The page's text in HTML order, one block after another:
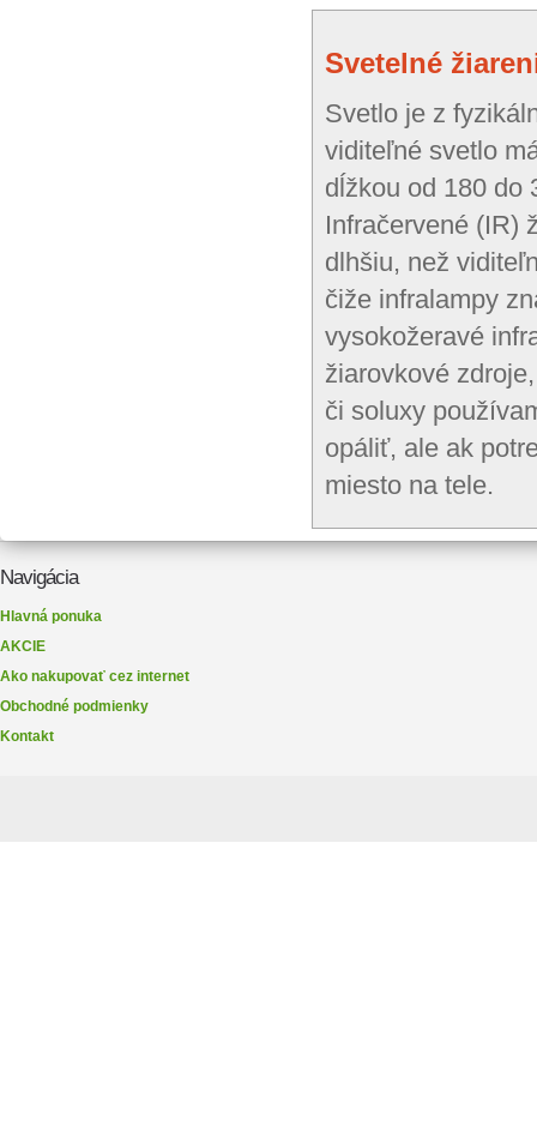
Svetelné
Svetlo je z
viditeľné svetlo
dĺžkou od 180 do
Infračervené (IR)
dlhšiu, než
čiže infralampy
vysokožeravé
žiarovkové
či soluxy
opáliť, ale ak
miesto na tele.
Navigácia
Hlavná ponuka
AKCIE
Ako nakupovať cez internet
Obchodné podmienky
Kontakt